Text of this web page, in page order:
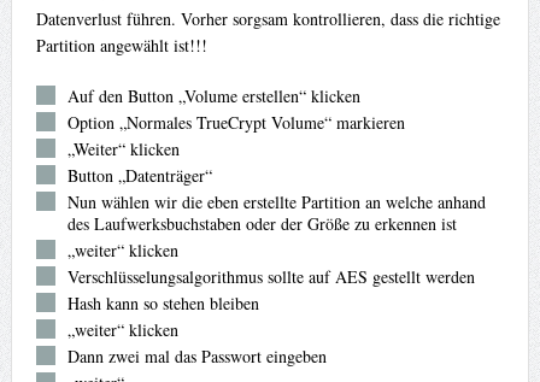
Datenverlust führen. Vorher sorgsam kontrollieren, dass die richtige
Partition angewählt ist!!!
Auf den Button „Volume erstellen“ klicken
Option „Normales TrueCrypt Volume“ markieren
„Weiter“ klicken
Button „Datenträger“
Nun wählen wir die eben erstellte Partition an welche anhand
des Laufwerksbuchstaben oder der Größe zu erkennen ist
„weiter“ klicken
Verschlüsselungsalgorithmus sollte auf AES gestellt werden
Hash kann so stehen bleiben
„weiter“ klicken
Dann zwei mal das Passwort eingeben